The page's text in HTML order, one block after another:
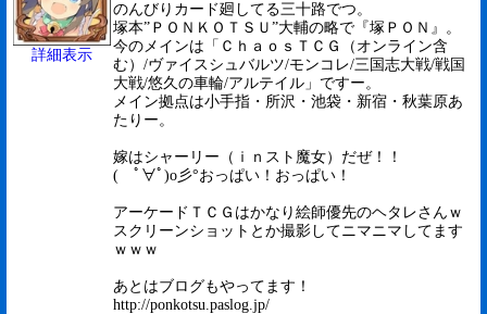
詳細表示
のんびりカード廻してる三十路でつ。
塚本”ＰＯＮＫＯＴＳＵ”大輔の略で『塚ＰＯＮ』。
今のメインは「ＣｈａｏｓＴＣＧ（オンライン含
む）/ヴァイスシュバルツ/モンコレ/三国志大戦/戦国
大戦/悠久の車輪/アルテイル」ですー。
メイン拠点は小手指・所沢・池袋・新宿・秋葉原あ
たりー。
嫁はシャーリー（ｉｎスト魔女）だぜ！！
( ﾟ∀ﾟ)o彡°おっぱい！おっぱい！
アーケードＴＣＧはかなり絵師優先のヘタレさんｗ
スクリーンショットとか撮影してニマニマしてます
ｗｗｗ
あとはブログもやってます！
http://ponkotsu.paslog.jp/